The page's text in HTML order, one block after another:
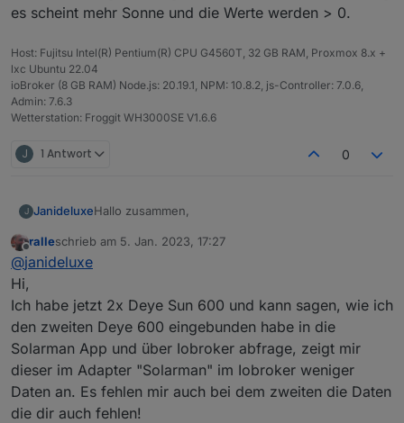
es scheint mehr Sonne und die Werte werden > 0.
Host: Fujitsu Intel(R) Pentium(R) CPU G4560T, 32 GB RAM, Proxmox 8.x +
lxc Ubuntu 22.04
ioBroker (8 GB RAM) Node.js: 20.19.1, NPM: 10.8.2, js-Controller: 7.0.6,
Admin: 7.6.3
Wetterstation: Froggit WH3000SE V1.6.6
J 1 Antwort 0
J JanideluxeHallo zusammen,
ich habe neben meinem Bosswerk MI600
mit Solarmanapp) und in den Adapter integriert.
Jetzt ist mir aufgefallen, dass der Bosswerk viel
mehr Datenpunkte liefert als der Deye
(Totalproduktion, Tagesproduktion etc. fehlen
komplett). Liefert der Umrichter nicht mehr Werte
oder werden diese (noch) nicht von der Cloud
geholt, da noch nicht integriert?
Offline
ralleschrieb am 5. Jan. 2023, 17:27
zuletzt editiert von
@janideluxe
Hi,
Ich habe jetzt 2x Deye Sun 600 und kann sagen, wie ich
den zweiten Deye 600 eingebunden habe in die
Solarman App und über Iobroker abfrage, zeigt mir
dieser im Adapter "Solarman" im Iobroker weniger
Daten an. Es fehlen mir auch bei dem zweiten die Daten
die dir auch fehlen!